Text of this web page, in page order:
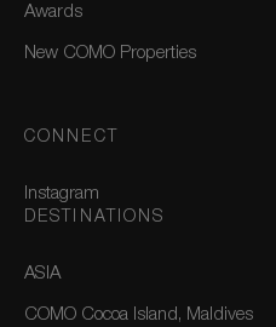
Awards
New COMO Properties
CONNECT
Instagram
DESTINATIONS
ASIA
COMO Cocoa Island, Maldives